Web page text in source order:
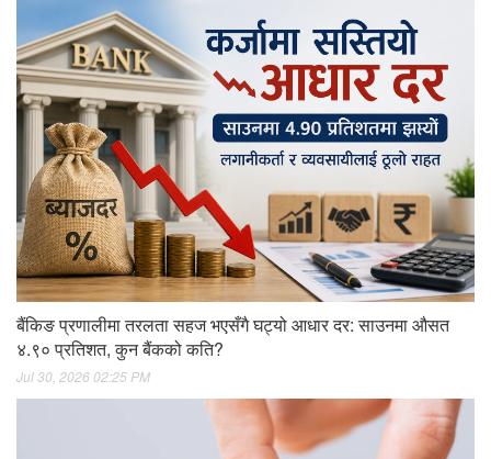
बैंकिङ प्रणालीमा तरलता सहज भएसँगै घट्यो आधार दर: साउनमा औसत
४.९० प्रतिशत, कुन बैंकको कति?
Jul 30, 2026 02:25 PM